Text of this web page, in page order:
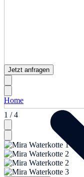
1 / 4
Jetzt anfragen
Home